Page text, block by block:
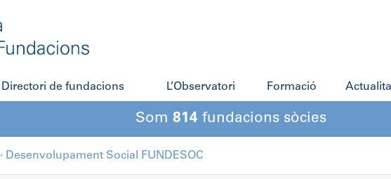
Directori de fundacions L’Observatori Formació
Som 814 fundacions sòcies
· Desenvolupament Social FUNDESOC